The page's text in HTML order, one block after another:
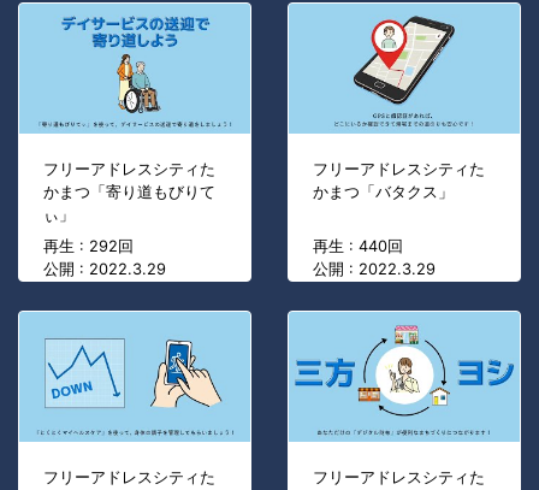
フリーアドレスシティた
かまつ「寄り道もびりて
ぃ」
再生 : 292回
公開 : 2022.3.29
フリーアドレスシティた
かまつ「バタクス」
再生 : 440回
公開 : 2022.3.29
フリーアドレスシティた
フリーアドレスシティた